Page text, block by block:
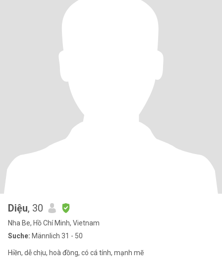
Diệu, 30
Nha Be, Hồ Chí Minh, Vietnam
Suche: Männlich 31 - 50
Hiền, dễ chịu, hoà đồng, có cá tính, mạnh mẽ